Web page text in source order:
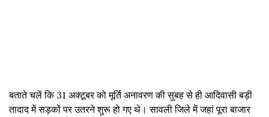
बताते चलें कि 31 अक्टूबर को मूर्ति अनावरण की सुबह से ही आदिवासी बड़ी
तादाद में सड़कों पर उतरने शुरू हो गए थे। सावली जिले में जहां पूरा बाजार